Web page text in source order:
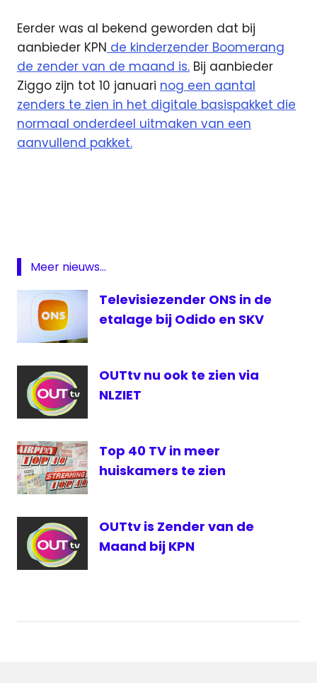
Eerder was al bekend geworden dat bij
aanbieder KPN de kinderzender Boomerang
de zender van de maand is. Bij aanbieder
Ziggo zijn tot 10 januari nog een aantal
zenders te zien in het digitale basispakket die
normaal onderdeel uitmaken van een
aanvullend pakket.
Stingray
Mobile
Meer nieuws...
Televisiezender ONS in de
etalage bij Odido en SKV
OUTtv nu ook te zien via
NLZIET
Top 40 TV in meer
huiskamers te zien
OUTtv is Zender van de
Maand bij KPN